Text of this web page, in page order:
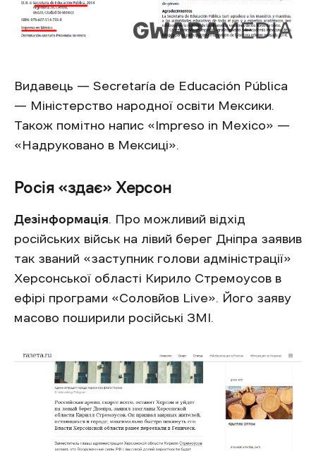
Видавець — Secretaría de Educación Pública
— Міністерство народної освіти Мексики.
Також помітно напис «Impreso in Mexico» —
«Надруковано в Мексиці».
Росія «здає» Херсон
Дезінформація. Про можливий відхід
російських військ на лівий берег Дніпра заявив
так званий «заступник голови адміністрації»
Херсонської області Кирило Стремоусов в
ефірі програми «Соловйов Live». Його заяву
масово поширили російські ЗМІ.